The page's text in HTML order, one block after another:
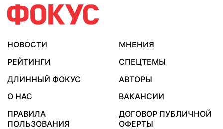
НОВОСТИ
МНЕНИЯ
РЕЙТИНГИ
СПЕЦТЕМЫ
ДЛИННЫЙ ФОКУС
АВТОРЫ
О НАС
ВАКАНСИИ
ПРАВИЛА
ПОЛЬЗОВАНИЯ
ДОГОВОР ПУБЛИЧНОЙ
ОФЕРТЫ